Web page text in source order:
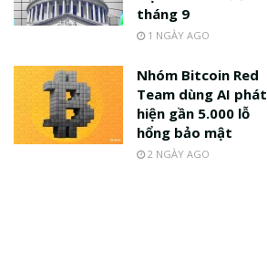
tháng 9
1 NGÀY AGO
Nhóm Bitcoin Red
Team dùng AI phát
hiện gần 5.000 lỗ
hổng bảo mật
2 NGÀY AGO